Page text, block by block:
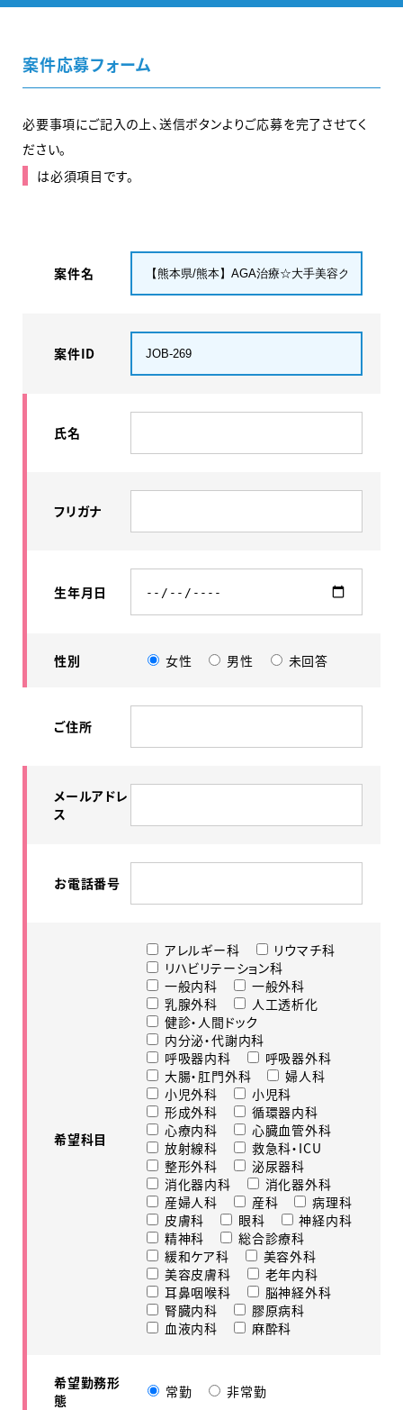
案件応募フォーム
必要事項にご記入の上、送信ボタンよりご応募を完了させてく
ださい。
は必須項目です。
案件名
案件ID
氏名
フリガナ
生年月日
性別 女性 男性 未回答
ご住所
メールアドレ
ス
お電話番号
希望科目
アレルギー科
リウマチ科
リハビリテーション科
一般内科
一般外科
乳腺外科
人工透析化
健診・人間ドック
内分泌・代謝内科
呼吸器内科
呼吸器外科
大腸・肛門外科
婦人科
小児外科
小児科
形成外科
循環器内科
心療内科
心臓血管外科
放射線科
救急科・ICU
整形外科
泌尿器科
消化器内科
消化器外科
産婦人科
産科
病理科
皮膚科
眼科
神経内科
精神科
総合診療科
緩和ケア科
美容外科
美容皮膚科
老年内科
耳鼻咽喉科
脳神経外科
腎臓内科
膠原病科
血液内科
麻酔科
希望勤務形
態
常勤 非常勤